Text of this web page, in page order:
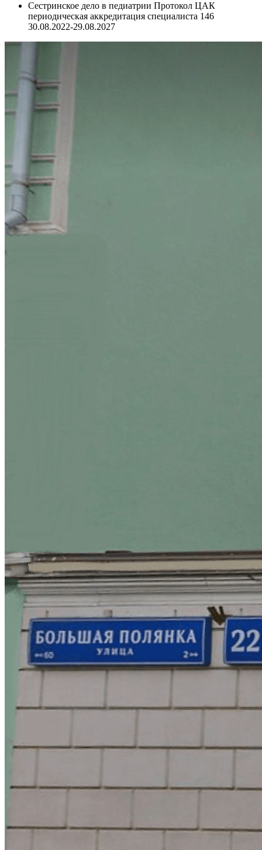
Сестринское дело в педиатрии Протокол ЦАК
периодическая аккредитация специалиста 146
30.08.2022-29.08.2027